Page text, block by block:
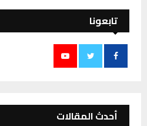
تابعونا
أحدث المقالات